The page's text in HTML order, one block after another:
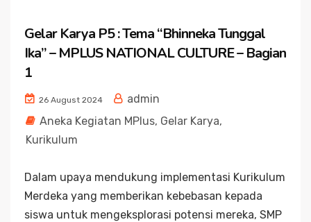
Gelar Karya P5 : Tema “Bhinneka Tunggal
Ika” – MPLUS NATIONAL CULTURE – Bagian
1
26 August 2024
admin
Aneka Kegiatan MPlus, Gelar Karya,
Kurikulum
Dalam upaya mendukung implementasi Kurikulum
Merdeka yang memberikan kebebasan kepada
siswa untuk mengeksplorasi potensi mereka, SMP